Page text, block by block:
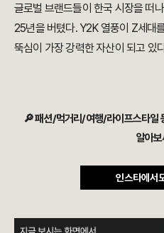
글로벌 브랜드들이 한국 시장을 떠
25년을 버텼다. Y2K 열풍이 Z세대
뚝심이 가장 강력한 자산이 되고 있
🔎 패션/먹거리/여행/라이프스타일
알아
인스타에서